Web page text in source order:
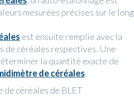
mesurées précises sur le long
est ensuite remplie avec la
de céréales respectives. Une
la quantité exacte de
de céréales.
céréales de BLET